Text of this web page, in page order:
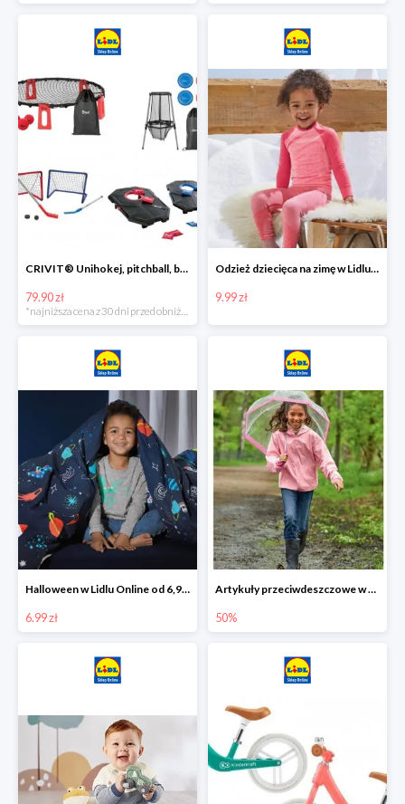
CRIVIT® Unihokej, pitchball, bean bag lub disc golf
79.90 zł
Odzież dziecięca na zimę w Lidlu Online od 9,99 zł
9.99 zł
Halloween w Lidlu Online od 6,99 zł
6.99 zł
Artykuły przeciwdeszczowe w Lodilu Online do -50%
50%